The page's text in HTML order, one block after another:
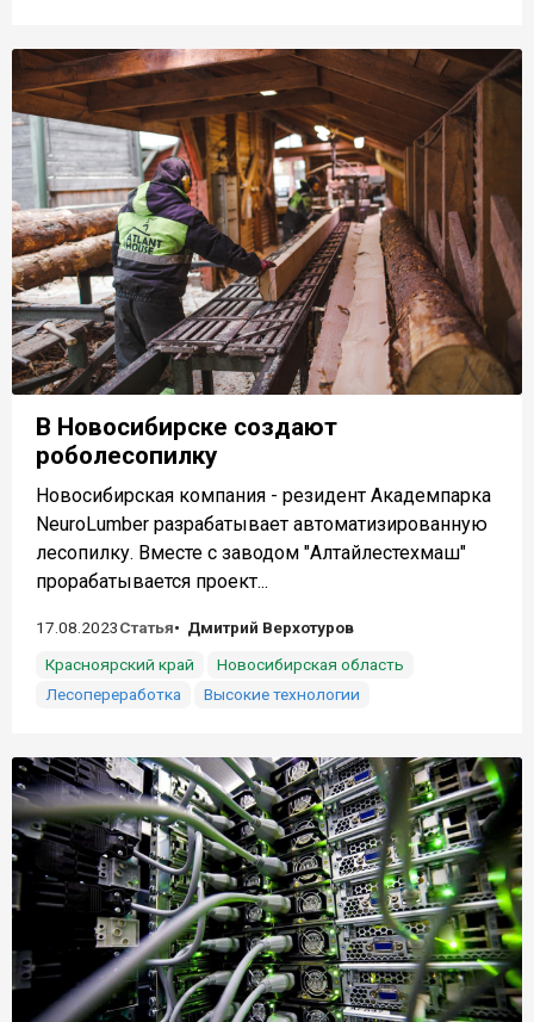
В Новосибирске создают
роболесопилку
Новосибирская компания - резидент Академпарка
NeuroLumber разрабатывает автоматизированную
лесопилку. Вместе с заводом "Алтайлестехмаш"
прорабатывается проект...
17.08.2023Статья
Дмитрий Верхотуров
Красноярский край
Новосибирская область
Лесопереработка
Высокие технологии